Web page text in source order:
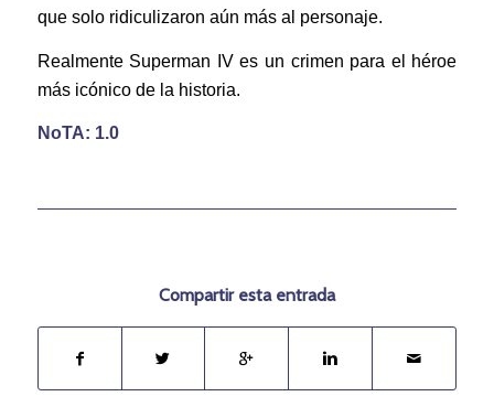
que solo ridiculizaron aún más al personaje.
Realmente Superman IV es un crimen para el héroe
más icónico de la historia.
NoTA: 1.0
Compartir esta entrada